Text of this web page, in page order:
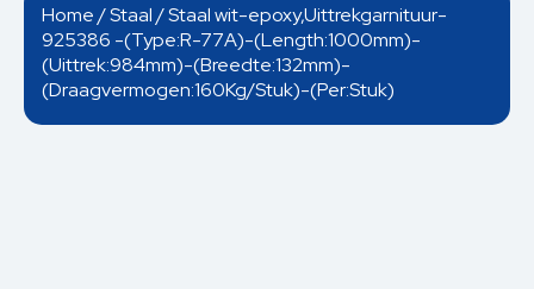
Home/Staal/ Staal wit-epoxy,Uittrekgarnituur-
925386 -(Type:R-77A)-(Length:1000mm)-
(Uittrek:984mm)-(Breedte:132mm)-
(Draagvermogen:160Kg/Stuk)-(Per:Stuk)